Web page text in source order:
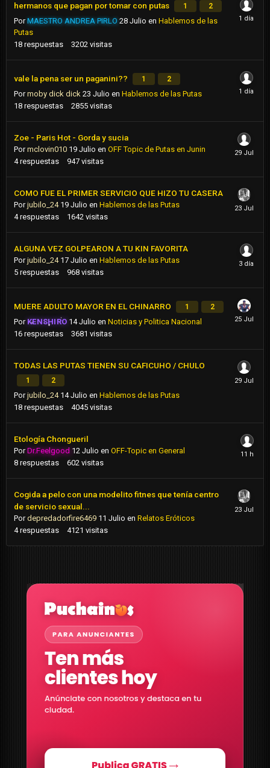
hermanos que pagan por tomar con putas 1 2
PorMAESTRO ANDREA PIRLO 28 Julio en Hablemos de las
Putas
18 respuestas 3202 visitas
vale la pena ser un paganini?? 1 2
Pormoby dick dick 23 Julio en Hablemos de las Putas
18 respuestas 2855 visitas
Zoe - Paris Hot - Gorda y sucia
Pormclovin010 19 Julio en OFF Topic de Putas en Junin
4 respuestas 947 visitas
COMO FUE EL PRIMER SERVICIO QUE HIZO TU CASERA
Porjubilo_24 19 Julio en Hablemos de las Putas
4 respuestas 1642 visitas
ALGUNA VEZ GOLPEARON A TU KIN FAVORITA
Porjubilo_24 17 Julio en Hablemos de las Putas
5 respuestas 968 visitas
MUERE ADULTO MAYOR EN EL CHINARRO 1 2
Por KENSHIRO 14 Julio enNoticias y Politica Nacional
16 respuestas 3681 visitas
TODAS LAS PUTAS TIENEN SU CAFICUHO / CHULO
1 2
Porjubilo_24 14 Julio en Hablemos de las Putas
18 respuestas 4045 visitas
Etología Chongueril
PorDr.Feelgood 12 Julio en OFF-Topic en General
8 respuestas 602 visitas
Cogida a pelo con una modelito fitnes que tenía centro
de servicio sexual...
Pordepredadorfire6469 11 Julio en Relatos Eróticos
4 respuestas 4121 visitas